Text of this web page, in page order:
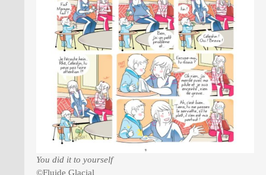
You did it to yourself
©Fluide Glacial